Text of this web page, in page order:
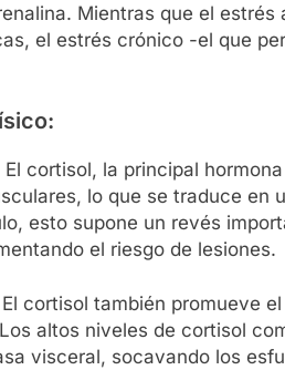
Mientras que el estrés
el estrés crónico -el que
cortisol, la principal
lo que se traduce en
esto supone un revés
el riesgo de lesiones.
cortisol también promueve
altos niveles de cortisol
visceral, socavando los